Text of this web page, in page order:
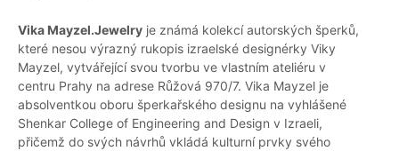
Vika Mayzel.Jewelry je známá kolekcí autorských šperků,
které nesou výrazný rukopis izraelské designérky Viky
Mayzel, vytvářející svou tvorbu ve vlastním ateliéru v
centru Prahy na adrese Růžová 970/7. Vika Mayzel je
absolventkou oboru šperkařského designu na vyhlášené
Shenkar College of Engineering and Design v Izraeli,
přičemž do svých návrhů vkládá kulturní prvky svého